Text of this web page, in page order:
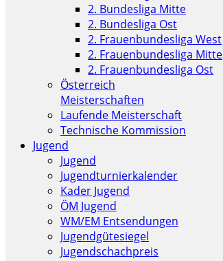
2. Bundesliga Mitte
2. Bundesliga Ost
2. Frauenbundesliga West
2. Frauenbundesliga Mitte
2. Frauenbundesliga Ost
Österreich
Meisterschaften
Laufende Meisterschaft
Technische Kommission
Jugend
Jugend
Jugendturnierkalender
Kader Jugend
ÖM Jugend
WM/EM Entsendungen
Jugendgütesiegel
Jugendschachpreis